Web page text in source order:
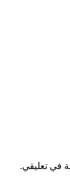
في تعليقي.